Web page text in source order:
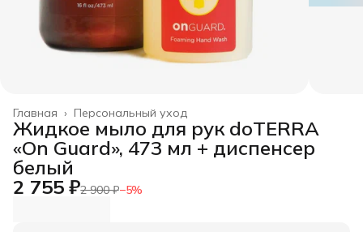
Персональный уход
Главная ›
Жидкое мыло для рук doTERRA
«On Guard», 473 мл + диспенсер
белый
2 755 ₽2 900 ₽−5%